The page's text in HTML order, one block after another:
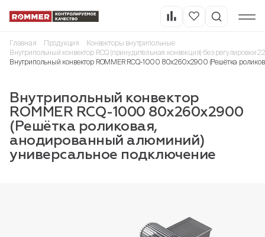
Главная Продукция
Конвекторы внутрипольные
Внутрипольный конвектор RCQ (принудительная конвекция) без регулировки
Внутрипольный конвектор ROMMER RCQ-1000 80х260х2900 (Решётка
Внутрипольный конвектор
ROMMER RCQ-1000 80х260х2900
(Решётка роликовая,
анодированный алюминий)
универсальное подключение